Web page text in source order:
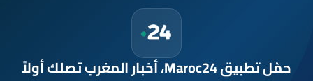
حمّل تطبيق Maroc24، أخبار المغرب تصلك أولاً